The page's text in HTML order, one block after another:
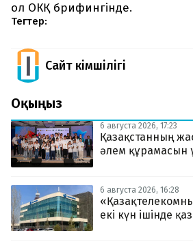
ол ОКҚ брифингінде.
Тегтер:
Сайт Әкімшілігі
Оқыңыз
6 августа 2026, 17:23
Қазақстанның
әлем құрамасын
6 августа 2026, 16:28
екі күн ішінде